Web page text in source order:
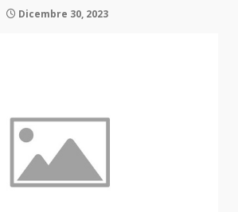
Dicembre 30, 2023